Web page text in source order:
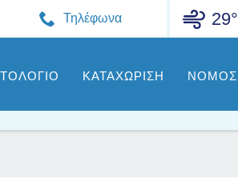
Τηλέφωνα 29°
ΚΑΤΑΧΩΡΙΣΗ ΝΟΜΟΣ